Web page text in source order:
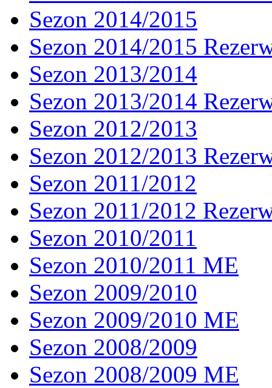
Sezon 2014/2015
Sezon 2014/2015
Sezon 2013/2014
Sezon 2013/2014
Sezon 2012/2013
Sezon 2012/2013
Sezon 2011/2012
Sezon 2011/2012
Sezon 2010/2011
Sezon 2010/2011 ME
Sezon 2009/2010
Sezon 2009/2010 ME
Sezon 2008/2009
Sezon 2008/2009 ME